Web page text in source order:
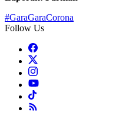
#GaraGaraCorona
Follow Us